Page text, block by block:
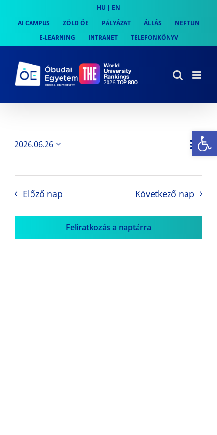
content
HU | EN
AI CAMPUS
ZÖLD ÓE PÁLYÁZAT ÁLLÁS
NEPTUN
E-LEARNING
INTRANET TELEFONKÖNYV
Nap
2026.06.26
Előző nap Következő nap
Feliratkozás a naptárra